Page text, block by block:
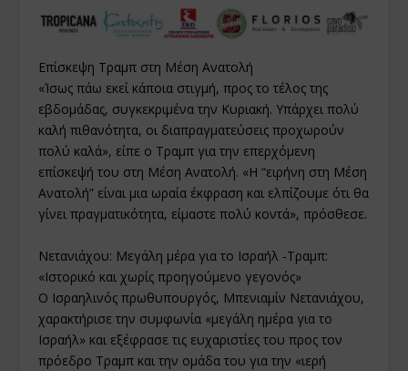
Επίσκεψη Τραμπ στη Μέση Ανατολή
«Ίσως πάω εκεί κάποια στιγμή, προς το τέλος της
εβδομάδας, συγκεκριμένα την Κυριακή. Υπάρχει πολύ
καλή πιθανότητα, οι διαπραγματεύσεις προχωρούν
πολύ καλά», είπε ο Τραμπ για την επερχόμενη
επίσκεψή του στη Μέση Ανατολή. «Η “ειρήνη στη Μέση
Ανατολή” είναι μια ωραία έκφραση και ελπίζουμε ότι θα
γίνει πραγματικότητα, είμαστε πολύ κοντά», πρόσθεσε.
Νετανιάχου: Μεγάλη μέρα για το Ισραήλ -Τραμπ:
«Ιστορικό και χωρίς προηγούμενο γεγονός»
Ο Ισραηλινός πρωθυπουργός, Μπενιαμίν Νετανιάχου,
χαρακτήρισε την συμφωνία «μεγάλη ημέρα για το
Ισραήλ» και εξέφρασε τις ευχαριστίες του προς τον
πρόεδρο Τραμπ και την ομάδα του για την «ιερή